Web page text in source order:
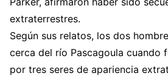
extraterrestres.
Según sus relatos, los dos
cerca del río Pascagoula cuando
por tres seres de apariencia